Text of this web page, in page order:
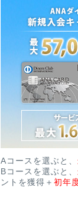
Aコースを選ぶと、
Bコースを選ぶと、
ントを獲得＋ 初年